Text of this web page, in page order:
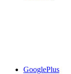
GooglePlus